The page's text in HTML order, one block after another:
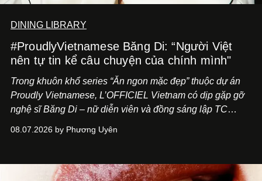
DINING LIBRARY
#ProudlyVietnamese Băng Di: “Người Việt
nên tự tin kể câu chuyện của chính mình"
Trong khuôn khổ series “Ăn ngon mặc đẹp” thuộc dự án
Proudly Vietnamese, L’OFFICIEL Vietnam có dịp gặp gỡ
nghệ sĩ Băng Di – nữ diễn viên và đồng sáng lập TC
08.07.2026 by Phương Uyên